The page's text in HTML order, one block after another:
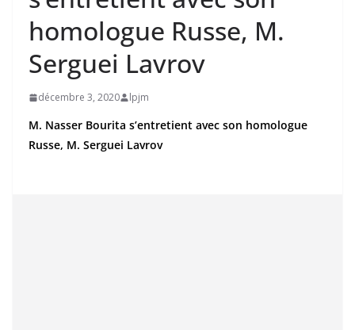
homologue Russe, M.
Serguei Lavrov
décembre 3, 2020 lpjm
M. Nasser Bourita s’entretient avec son homologue
Russe, M. Serguei Lavrov